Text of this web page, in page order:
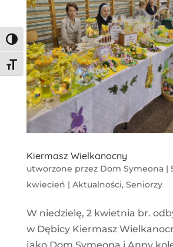
Toggle High Contrast
Toggle Font size
Kiermasz Wielkanocny
utworzone przez Dom Symeona|
kwiecień | Aktualności, Seniorzy
W niedzielę, 2 kwietnia br.
w Dębicy Kiermasz
jako Dom Symeona i Anny